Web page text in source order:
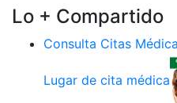
Lo + Compartido
Consulta Citas
Lugar de cita médica